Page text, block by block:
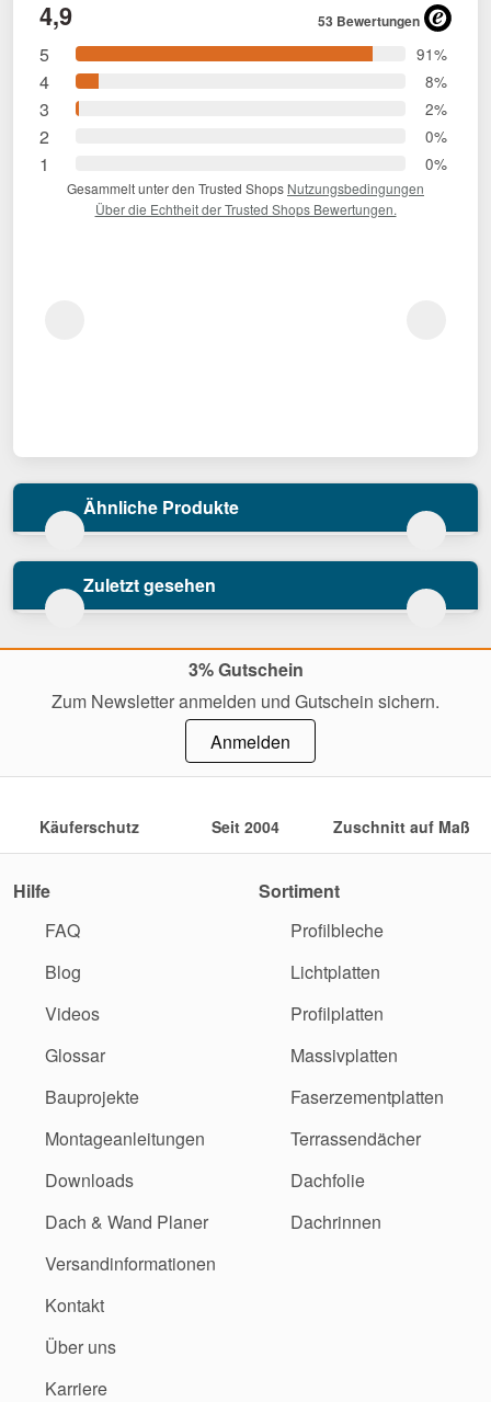
4,9 53 Bewertungen
5 91%
4 8%
3 2%
2 0%
1 0%
Gesammelt unter den Trusted Shops Nutzungsbedingungen
Über die Echtheit der Trusted Shops Bewertungen.
Ähnliche Produkte
Zuletzt gesehen
3% Gutschein
Zum Newsletter anmelden und Gutschein sichern.
Anmelden
Käuferschutz Seit 2004 Zuschnitt auf Maß
Hilfe
FAQ
Blog
Videos
Glossar
Bauprojekte
Montageanleitungen
Downloads
Dach & Wand Planer
Versandinformationen
Kontakt
Über uns
Karriere
Sortiment
Profilbleche
Lichtplatten
Profilplatten
Massivplatten
Faserzementplatten
Terrassendächer
Dachfolie
Dachrinnen